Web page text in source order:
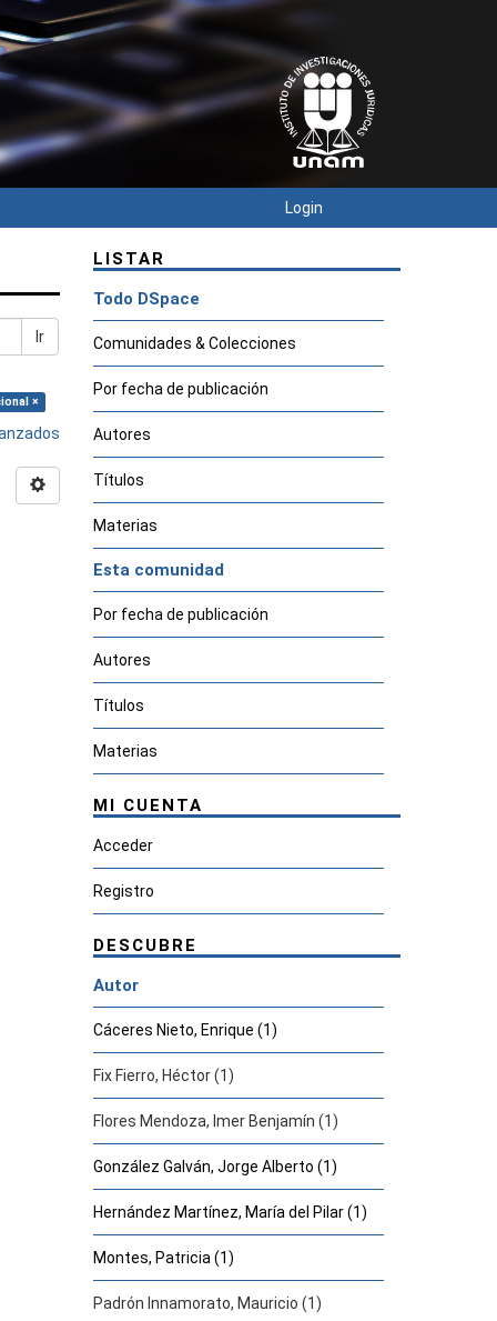
Login
Ir
×
LISTAR
Todo DSpace
Comunidades & Colecciones
Por fecha de publicación
Autores
Títulos
Materias
Esta comunidad
Por fecha de publicación
Autores
Títulos
Materias
MI CUENTA
Acceder
Registro
DESCUBRE
Autor
Cáceres Nieto, Enrique (1)
Fix Fierro, Héctor (1)
Flores Mendoza, Imer Benjamín (1)
González Galván, Jorge Alberto (1)
Hernández Martínez, María del Pilar (1)
Montes, Patricia (1)
Padrón Innamorato, Mauricio (1)